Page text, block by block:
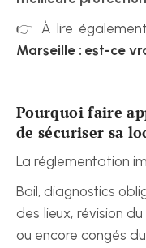
👉 À lire
Marseille : est-ce
Pourquoi faire
de sécuriser sa
La réglementation
Bail, diagnostics
des lieux, révision
ou encore congés